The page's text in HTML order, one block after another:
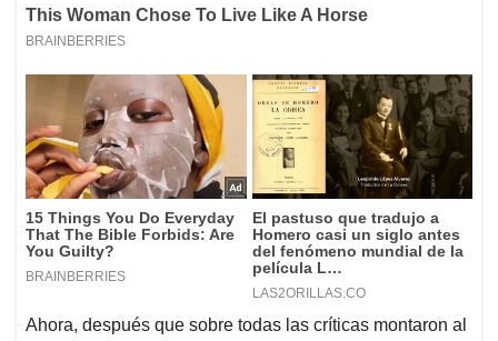
Ahora, después que sobre todas las críticas montaron al